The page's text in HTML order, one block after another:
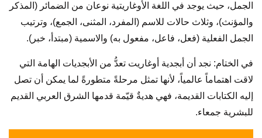
الجمل، حيث يوجد في اللغة الأوغاريتية نوعان من الضمائر (المذكر
والمؤنث)، وثلاث حالات للاسم (المفرد، المثنى، الجمع)، وترتيب
الجمل الفعلية (فعل، فاعل، مفعول به) والاسمية (مبتدأ، خبر).
في الختام: نجد أن أبجدية أوغاريت تعدُّ من الأبجديات الهامة التي
لاقت اهتماماً عالمياً، لأنها تمثل مرحلةً متطورةً لما يمكن أن تصل
إليه الكتابات القديمة، فهي هديةٌ قيّمة قدمها الشرق العربي القديم
للبشرية جمعاء.